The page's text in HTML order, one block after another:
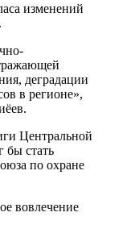
изменений
деградации
в регионе»,
Центральной
бы стать
по охране
вовлечение